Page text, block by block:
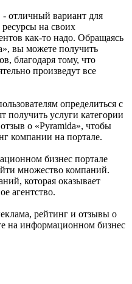
- отличный вариант для
ресурсы на своих
как-то надо. Обращаясь
вы можете получить
благодаря тому, что
произведут все
определиться с
получить услуги категории
о «Pyramida», чтобы
компании на портале.
бизнес портале
множество компаний.
которая оказывает
агентство.
рейтинг и отзывы о
на информационном бизнес